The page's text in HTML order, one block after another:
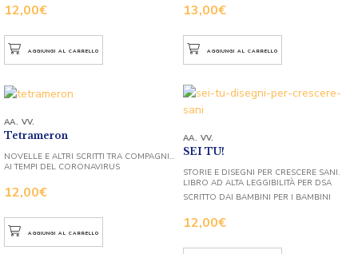
12,00€
AGGIUNGI AL CARRELLO
13,00€
AGGIUNGI AL CARRELLO
Tetrameron
12,00€
AA. VV.
NOVELLE E ALTRI SCRITTI TRA COMPAGNI…
AI TEMPI DEL CORONAVIRUS
AGGIUNGI AL CARRELLO
SEI TU!
12,00€
AA. VV.
STORIE E DISEGNI PER CRESCERE SANI.
LIBRO AD ALTA LEGGIBILITÀ PER DSA
SCRITTO DAI BAMBINI PER I BAMBINI